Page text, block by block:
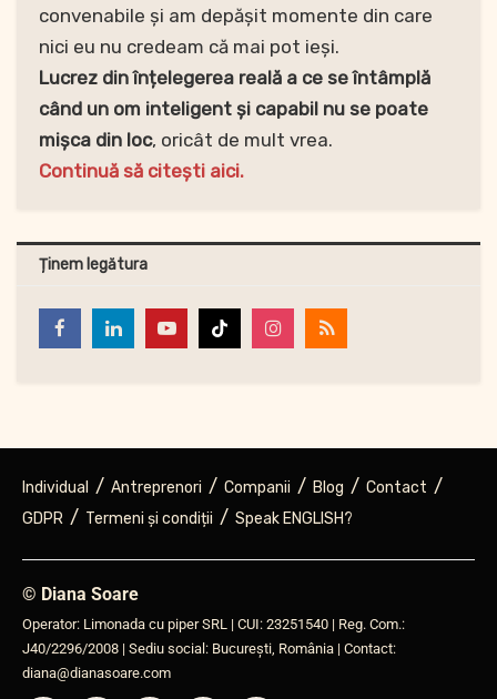
convenabile și am depășit momente din care
nici eu nu credeam că mai pot ieși.
Lucrez din înțelegerea reală a ce se întâmplă
când un om inteligent și capabil nu se poate
mișca din loc, oricât de mult vrea.
Continuă să citești aici.
Ținem legătura
Individual Antreprenori Companii Blog
Contact
GDPR
Termeni și condiții Speak ENGLISH?
© Diana Soare
Operator: Limonada cu piper SRL | CUI: 23251540 | Reg. Com.:
J40/2296/2008 | Sediu social: București, România | Contact:
diana@dianasoare.com